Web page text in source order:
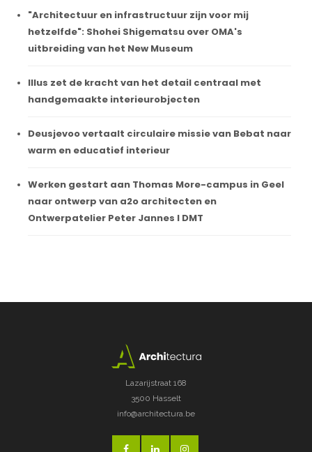
"Architectuur en infrastructuur zijn voor mij
hetzelfde": Shohei Shigematsu over OMA's
uitbreiding van het New Museum
Illus zet de kracht van het detail centraal met
handgemaakte interieurobjecten
Deusjevoo vertaalt circulaire missie van Bebat naar
warm en educatief interieur
Werken gestart aan Thomas More-campus in Geel
naar ontwerp van a2o architecten en
Ontwerpatelier Peter Jannes I DMT
Lazarijstraat 168
3500 Hasselt
info@architectura.be